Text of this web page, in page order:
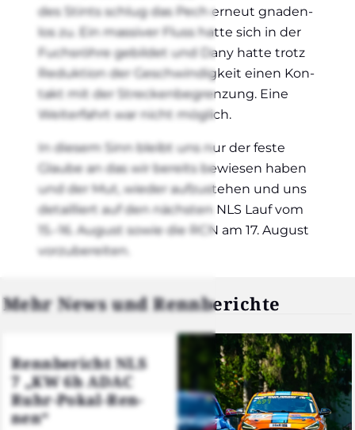
des Stints schlug das Pech erneut gna­den­
los zu. Ein mas­si­ver Fluss hat­te sich in der
Fuchs­röh­re gebil­det und Dany hat­te trotz
Reduk­ti­on der Geschwin­dig­keit einen Kon­
takt mit der Stre­cken­be­gren­zung. Eine
Wei­ter­fahrt war nicht mög­lich.
In die­sem Sinn bleibt uns nur der fes­te
Glau­be an das wir bereits bewie­sen haben
und der Mut, wie­der auf­zu­ste­hen und uns
detail­liert auf den nächs­ten NLS Lauf vom
15.–16. August sowie die RCN am 17. August
vor­zu­be­rei­ten.
Mehr News und Renn­be­rich­te
Renn­be­richt NLS
7 „KW 6h ADAC
Ruhr-Pokal-Ren­
nen“